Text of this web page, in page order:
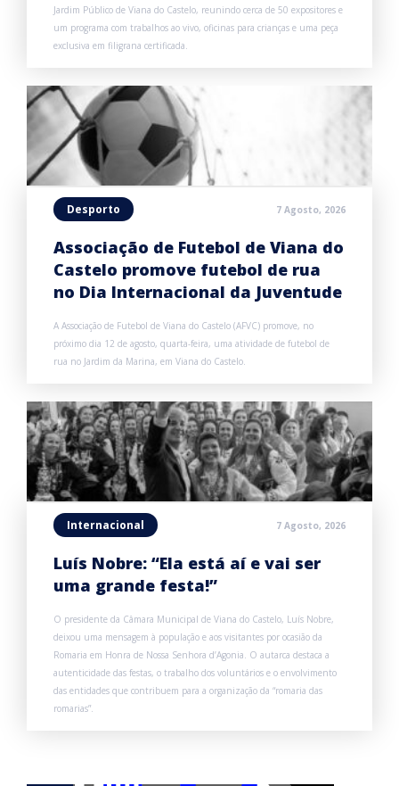
Jardim Público de Viana do Castelo, reunindo cerca de 50 expositores e
um programa com trabalhos ao vivo, oficinas para crianças e uma peça
exclusiva em filigrana certificada.
Desporto 7 Agosto, 2026
Associação de Futebol de Viana do
Castelo promove futebol de rua
no Dia Internacional da Juventude
A Associação de Futebol de Viana do Castelo (AFVC) promove, no
próximo dia 12 de agosto, quarta-feira, uma atividade de futebol de
rua no Jardim da Marina, em Viana do Castelo.
Internacional 7 Agosto, 2026
Luís Nobre: “Ela está aí e vai ser
uma grande festa!”
O presidente da Câmara Municipal de Viana do Castelo, Luís Nobre,
deixou uma mensagem à população e aos visitantes por ocasião da
Romaria em Honra de Nossa Senhora d’Agonia. O autarca destaca a
autenticidade das festas, o trabalho dos voluntários e o envolvimento
das entidades que contribuem para a organização da “romaria das
romarias”.